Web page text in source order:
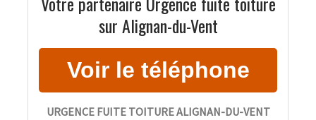
sur Alignan-du-Vent
URGENCE FUITE TOITURE ALIGNAN-DU-VENT